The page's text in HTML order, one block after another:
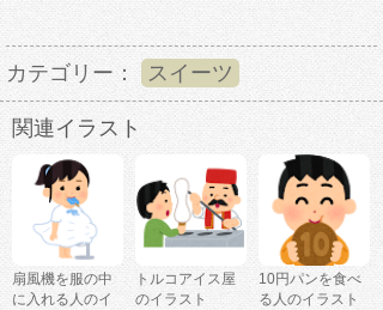
カテゴリー： スイーツ
関連イラスト
扇風機を服の中
に入れる人のイ
トルコアイス屋
のイラスト
10円パンを食べ
る人のイラスト